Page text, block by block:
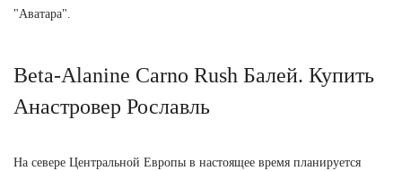
"Аватара".
Beta-Alanine Carno Rush Балей. Купить
Анастровер Рославль
На севере Центральной Европы в настоящее время планируется